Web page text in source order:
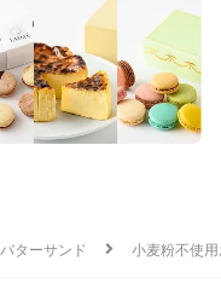
バターサンド 小麦粉不使